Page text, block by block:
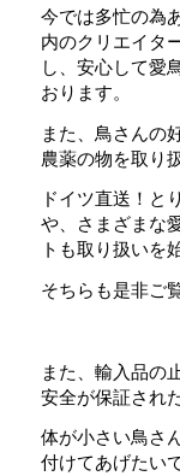
今では多忙の為
内のクリエイタ
し、安心して愛
おります。
また、鳥さんの
農薬の物を取り
ドイツ直送！と
や、さまざまな
トも取り扱いを
そちらも是非ご
また、輸入品の
安全が保証され
体が小さい鳥さ
付けてあげたい